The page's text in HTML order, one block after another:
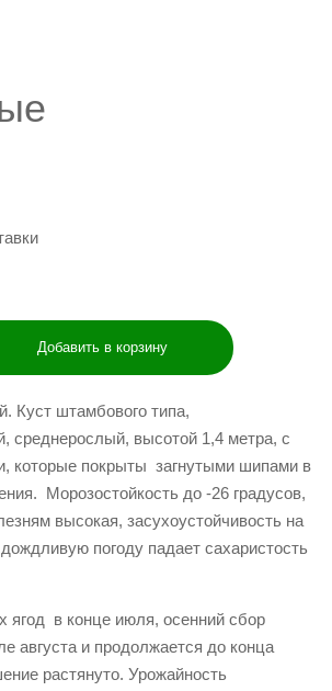
Куст штамбового типа,
среднерослый, высотой 1,4 метра, с
которые покрыты загнутыми шипами в
Морозостойкость до -26 градусов,
высокая, засухоустойчивость на
погоду падает сахаристость
ягод в конце июля, осенний сбор
августа и продолжается до конца
растянуто. Урожайность